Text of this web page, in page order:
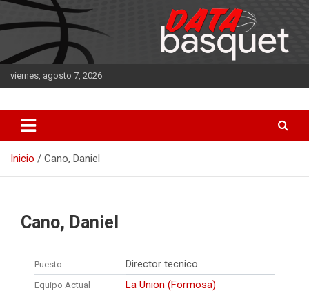
Saltar
al
contenido
viernes, agosto 7, 2026
DATA Basquet
Inicio Cano, Daniel
Cano, Daniel
Puesto Director tecnico
Equipo Actual La Union (Formosa)